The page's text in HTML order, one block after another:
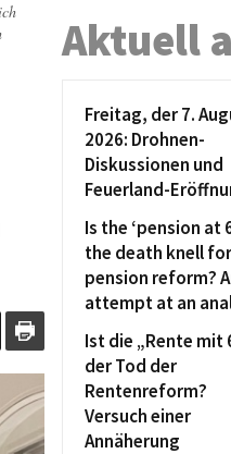
Aktuell
Freitag, der 7.
2026: Drohnen-
Diskussionen und
Feuerland-
Is the ‘pension at
the death knell for
pension reform?
attempt at an
Ist die „Rente mit
der Tod der
Rentenreform?
Versuch einer
Annäherung